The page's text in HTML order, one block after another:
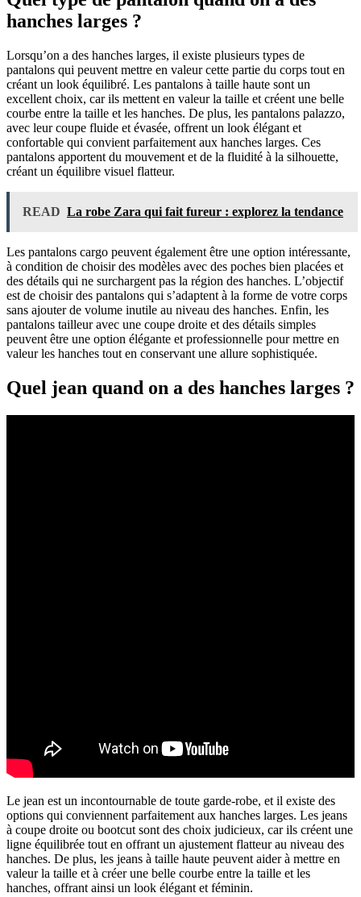
hanches larges ?
Lorsqu’on a des hanches larges, il existe plusieurs types de
pantalons qui peuvent mettre en valeur cette partie du corps tout en
créant un look équilibré. Les pantalons à taille haute sont un
excellent choix, car ils mettent en valeur la taille et créent une belle
courbe entre la taille et les hanches. De plus, les pantalons palazzo,
avec leur coupe fluide et évasée, offrent un look élégant et
confortable qui convient parfaitement aux hanches larges. Ces
pantalons apportent du mouvement et de la fluidité à la silhouette,
créant un équilibre visuel flatteur.
READ La robe Zara qui fait fureur : explorez la tendance
Les pantalons cargo peuvent également être une option intéressante,
à condition de choisir des modèles avec des poches bien placées et
des détails qui ne surchargent pas la région des hanches. L’objectif
est de choisir des pantalons qui s’adaptent à la forme de votre corps
sans ajouter de volume inutile au niveau des hanches. Enfin, les
pantalons tailleur avec une coupe droite et des détails simples
peuvent être une option élégante et professionnelle pour mettre en
valeur les hanches tout en conservant une allure sophistiquée.
Quel jean quand on a des hanches larges ?
Le jean est un incontournable de toute garde-robe, et il existe des
options qui conviennent parfaitement aux hanches larges. Les jeans
à coupe droite ou bootcut sont des choix judicieux, car ils créent une
ligne équilibrée tout en offrant un ajustement flatteur au niveau des
hanches. De plus, les jeans à taille haute peuvent aider à mettre en
valeur la taille et à créer une belle courbe entre la taille et les
hanches, offrant ainsi un look élégant et féminin.